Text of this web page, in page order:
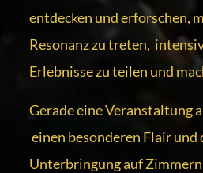
entdecken und erforschen,
Resonanz zu treten,
Erlebnisse zu teilen und
Gerade eine Veranstaltung
einen besonderen Flair und
Unterbringung auf